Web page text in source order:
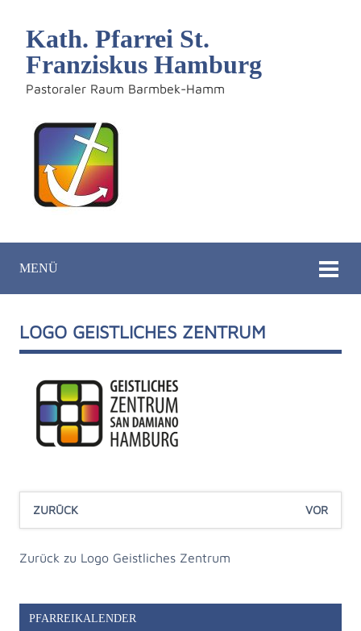
Kath. Pfarrei St.
Franziskus Hamburg
Pastoraler Raum Barmbek-Hamm
MENÜ
LOGO GEISTLICHES ZENTRUM
ZURÜCK VOR
Zurück zu Logo Geistliches Zentrum
PFARREIKALENDER